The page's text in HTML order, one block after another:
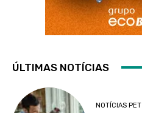
ÚLTIMAS NOTÍCIAS
NOTÍCIAS PET